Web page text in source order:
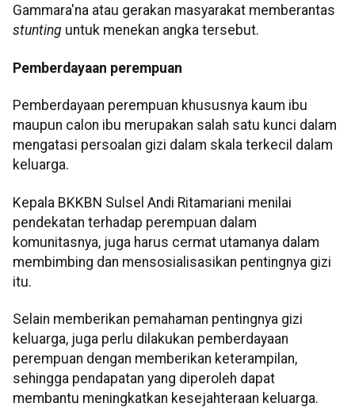
Gammara'na atau gerakan masyarakat memberantas
stunting untuk menekan angka tersebut.
Pemberdayaan perempuan
Pemberdayaan perempuan khususnya kaum ibu
maupun calon ibu merupakan salah satu kunci dalam
mengatasi persoalan gizi dalam skala terkecil dalam
keluarga.
Kepala BKKBN Sulsel Andi Ritamariani menilai
pendekatan terhadap perempuan dalam
komunitasnya, juga harus cermat utamanya dalam
membimbing dan mensosialisasikan pentingnya gizi
itu.
Selain memberikan pemahaman pentingnya gizi
keluarga, juga perlu dilakukan pemberdayaan
perempuan dengan memberikan keterampilan,
sehingga pendapatan yang diperoleh dapat
membantu meningkatkan kesejahteraan keluarga.